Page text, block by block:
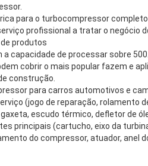
para o turbocompressor
profissional a tratar o negócio
produtos
a capacidade de processar sobre
cobrir o mais popular fazem e
construção.
para carros automotivos e
(jogo de reparação, rolamento
gaxeta, escudo térmico, defletor de
principais (cartucho, eixo da
do compressor, atuador, anel